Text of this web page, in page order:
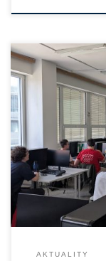
Ve druhé polovině
AKTUALITY